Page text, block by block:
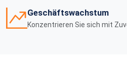
Geschäftswachstum
Konzentrieren Sie sich mit